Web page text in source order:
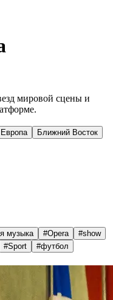
мировой сцены и
Европа
Ближний Восток
музыка #Opera #show
#Sport #футбол